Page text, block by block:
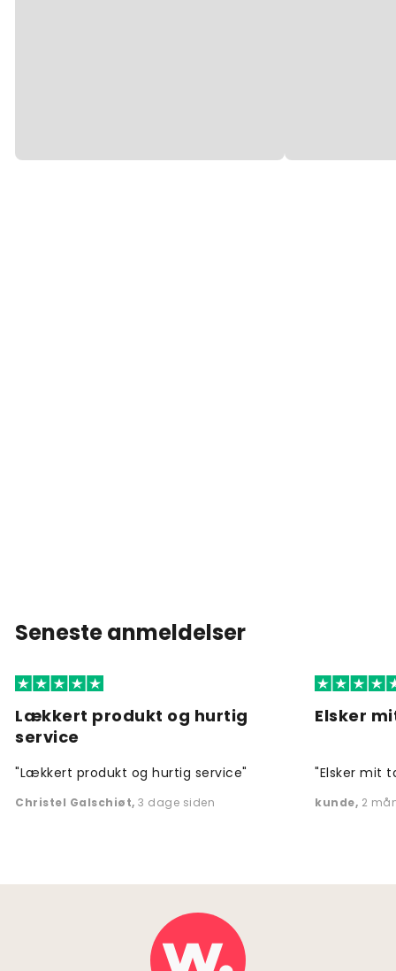
Seneste anmeldelser
Lækkert produkt og hurtig
service
"Lækkert produkt og hurtig service"
Christel Galschiøt, 3 dage siden
Elsker
"Elsker mit
kunde, 2